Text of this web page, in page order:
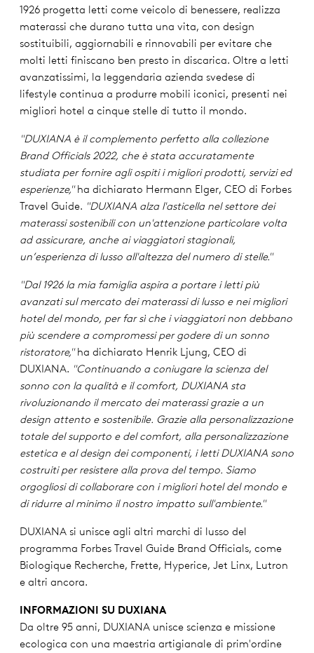
1926 progetta letti come veicolo di benessere, realizza
materassi che durano tutta una vita, con design
sostituibili, aggiornabili e rinnovabili per evitare che
molti letti finiscano ben presto in discarica. Oltre a letti
avanzatissimi, la leggendaria azienda svedese di
lifestyle continua a produrre mobili iconici, presenti nei
migliori hotel a cinque stelle di tutto il mondo.
"DUXIANA è il complemento perfetto alla collezione
Brand Officials 2022, che è stata accuratamente
studiata per fornire agli ospiti i migliori prodotti, servizi ed
esperienze,"ha dichiarato Hermann Elger, CEO di Forbes
Travel Guide. "DUXIANA alza l'asticella nel settore dei
materassi sostenibili con un'attenzione particolare volta
ad assicurare, anche ai viaggiatori stagionali,
un’esperienza di lusso all'altezza del numero di stelle."
"Dal 1926 la mia famiglia aspira a portare i letti più
avanzati sul mercato dei materassi di lusso e nei migliori
hotel del mondo, per far sì che i viaggiatori non debbano
più scendere a compromessi per godere di un sonno
ristoratore,"ha dichiarato Henrik Ljung, CEO di
DUXIANA. "Continuando a coniugare la scienza del
sonno con la qualità e il comfort, DUXIANA sta
rivoluzionando il mercato dei materassi grazie a un
design attento e sostenibile. Grazie alla personalizzazione
totale del supporto e del comfort, alla personalizzazione
estetica e al design dei componenti, i letti DUXIANA sono
costruiti per resistere alla prova del tempo. Siamo
orgogliosi di collaborare con i migliori hotel del mondo e
di ridurre al minimo il nostro impatto sull'ambiente."
DUXIANA si unisce agli altri marchi di lusso del
programma Forbes Travel Guide Brand Officials, come
Biologique Recherche, Frette, Hyperice, Jet Linx, Lutron
e altri ancora.
INFORMAZIONI SU DUXIANA
Da oltre 95 anni, DUXIANA unisce scienza e missione
ecologica con una maestria artigianale di prim'ordine